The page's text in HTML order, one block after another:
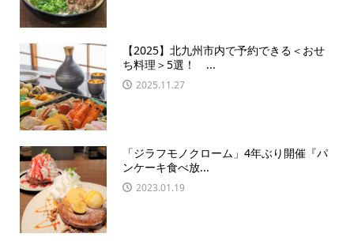
【2025】北九州市内で予約できる＜おせ
ち料理＞5選！ ...
2025.11.27
「ジラフモノクローム」4年ぶり開催『パ
ンケーキ食べ放...
2023.01.19